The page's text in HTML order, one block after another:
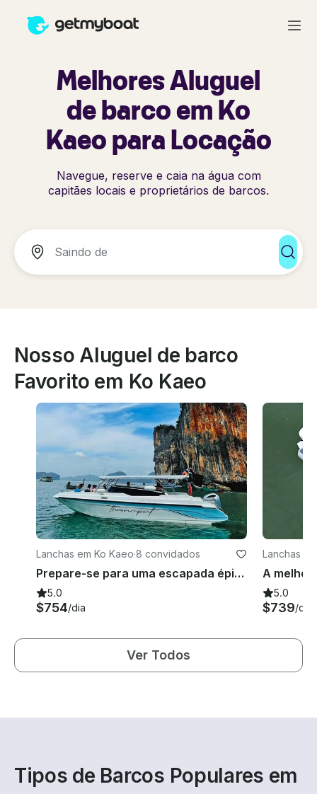
Melhores Aluguel
de barco em Ko
Kaeo para Locação
Navegue, reserve e caia na água com
capitães locais e proprietários de barcos.
Nosso Aluguel de barco
Favorito em Ko Kaeo
Lanchas em Ko Kaeo·8 convidados
Prepare-se para uma escapada épica de lancha às Ilhas Phi Phi//James Bond/Krabi
5.0
$754/dia
Lanchas
A melhor
5.0
$739/dia
Ver Todos
Tipos de Barcos Populares em